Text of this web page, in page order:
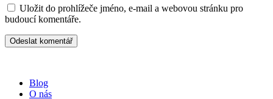
Uložit do prohlížeče jméno, e-mail a webovou stránku pro
budoucí komentáře.
Blog
O nás